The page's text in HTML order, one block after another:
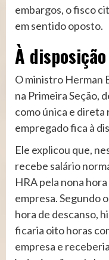
embargos, o fisco
em sentido oposto.
À dispo​​sição
O ministro Herman
na Primeira Seção,
como única e
empregado fica à
Ele explicou que,
recebe salário
HRA pela nona
empresa. Segundo
hora de descanso,
ficaria oito horas
empresa e